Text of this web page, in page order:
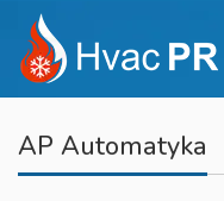
AP Automatyka